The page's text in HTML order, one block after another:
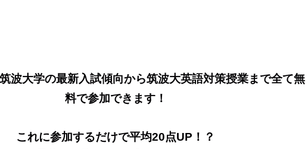
波大学の最新入試傾向から筑波大英語対策授業まで全て無
料で参加できます！
これに参加するだけで平均20点UP！？